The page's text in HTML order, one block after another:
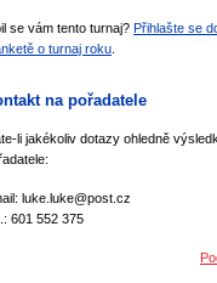
se vám tento turnaj? Přihlašte se
o turnaj roku
na pořadatele
li jakékoliv dotazy ohledně
luke.luke@post.cz
601 552 375